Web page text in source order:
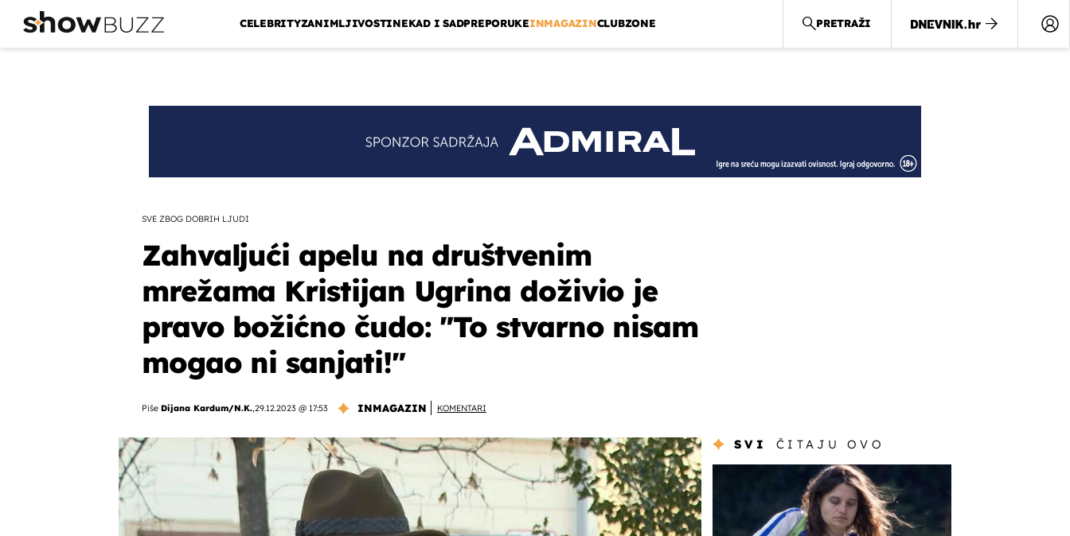
CELEBRITYZANIMLJIVOSTINEKAD I SADPREPORUKEINMAGAZINCLUBZONE PRETRAŽI
SVE ZBOG DOBRIH LJUDI
Zahvaljući apelu na društvenim
mrežama Kristijan Ugrina doživio je
pravo božićno čudo: "To stvarno nisam
mogao ni sanjati!"
Piše Dijana Kardum/N.K.,29.12.2023 @ 17:53 INMAGAZIN KOMENTARI
SVI ČITAJU OVO